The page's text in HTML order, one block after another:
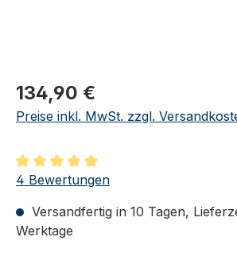
Regulärer Preis:
134,90 €
Preise inkl. MwSt. zzgl.
Durchschnittliche Bewertung von 5
4 Bewertungen
Versandfertig in 10 Tagen,
Werktage